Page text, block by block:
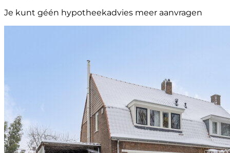
Je kunt géén hypotheekadvies meer aanvragen